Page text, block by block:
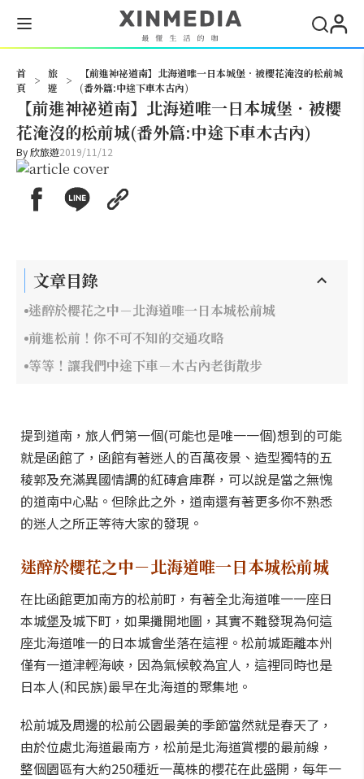
首
頁
>
旅
遊
>
【前進神祕道南】北海道唯一日本城堡．被櫻花淹沒的松前城
(番外篇:中途下車木古內)
【前進神祕道南】北海道唯一日本城堡．被櫻
花淹沒的松前城(番外篇:中途下車木古內)
By欣旅遊2019/11/12
文章目錄
迷醉於櫻花之中－北海道唯一日本城松前城
前進松前！你不可不知的交通攻略
等等！讓我們中途下車－木古內老街散步
提到道南，旅人們第一個(可能也是唯一一個)想到的可能
就是函館了，函館有著迷人的百萬夜景、造型獨特的五
稜郭及充滿異國情調的紅磚倉庫群，可以說是當之無愧
的道南中心點。但除此之外，道南還有著更多你不熟悉
的迷人之所正等待大家的發現。
迷醉於櫻花之中－北海道唯一日本城松前城
在比函館更加南方的松前町，有著全北海道唯一一座日
本城堡及城下町，如果攤開地圖，其實不難發現為何這
座北海道唯一的日本城會坐落在這裡。松前城距離本州
僅有一道津輕海峽，因為氣候較為宜人，這裡同時也是
日本人(和民族)最早在北海道的聚集地。
松前城及周邊的松前公園最美的季節當然就是春天了，
由於位處北海道最南方，松前是北海道賞櫻的最前線，
整個園區有大約250種近一萬株的櫻花在此盛開，每年一